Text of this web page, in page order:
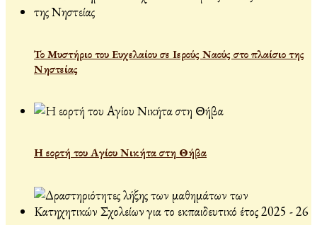
Το Μυστήριο του Ευχελαίου σε Ιερούς Ναούς στο πλαίσιο της
Νηστείας
Η εορτή του Αγίου Νικήτα στη Θήβα